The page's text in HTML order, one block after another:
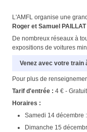
L'AMFL organise une
Roger et Samuel
De nombreux réseaux à
expositions de voitures
Venez avec votre train
Pour plus de
Tarif d'entrée : 4 € -
Horaires :
Samedi 14 décembre
Dimanche 15